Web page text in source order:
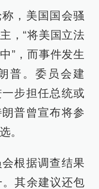
，美国国会骚
，“将美国立法
”，而事件发生
普。委员会建
步担任总统或
普曾宣布将参
。
根据调查结果
其余建议还包